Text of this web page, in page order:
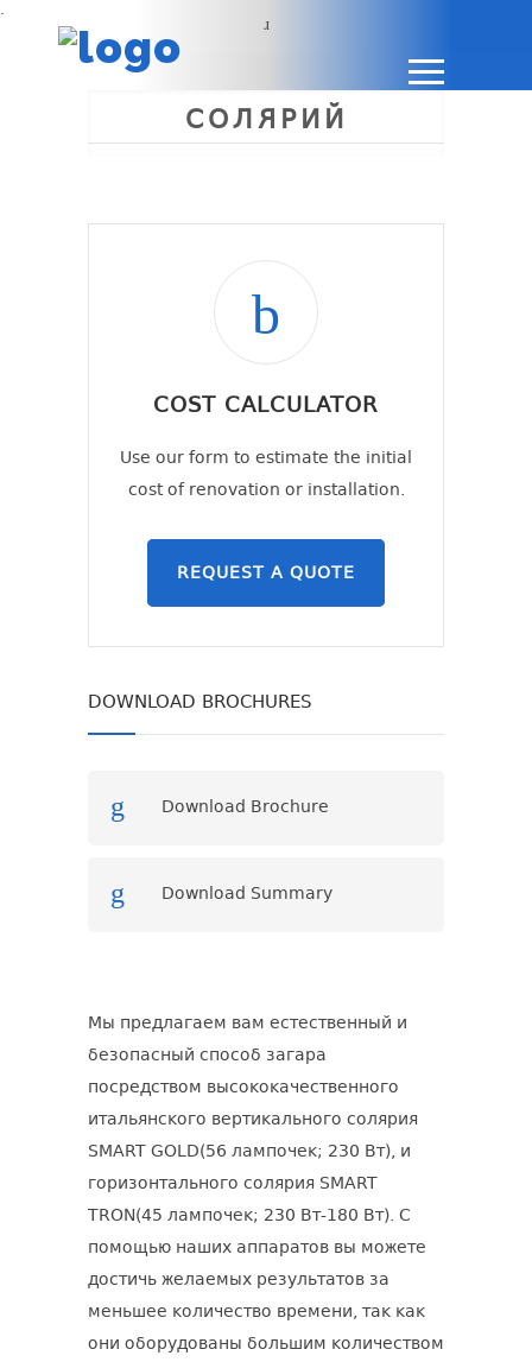
СОЛЯРИЙ
COST CALCULATOR
Use our form to estimate the initial
cost of renovation or installation.
REQUEST A QUOTE
DOWNLOAD BROCHURES
Download Brochure
Download Summary
Мы предлагаем вам естественный и
безопасный способ загара
посредством высококачественного
итальянского вертикального солярия
SMART GOLD(56 лампочек; 230 Вт), и
горизонтального солярия SMART
TRON(45 лампочек; 230 Вт-180 Вт). С
помощью наших аппаратов вы можете
достичь желаемых результатов за
меньшее количество времени, так как
они оборудованы большим количеством